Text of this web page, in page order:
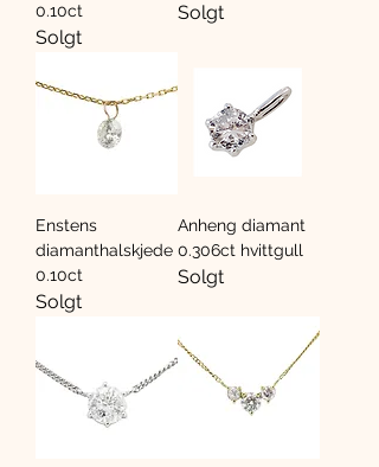
0.10ct
Solgt
Solgt
Enstens
diamanthalskjede
0.10ct
Solgt
Anheng diamant
0.306ct hvittgull
Solgt